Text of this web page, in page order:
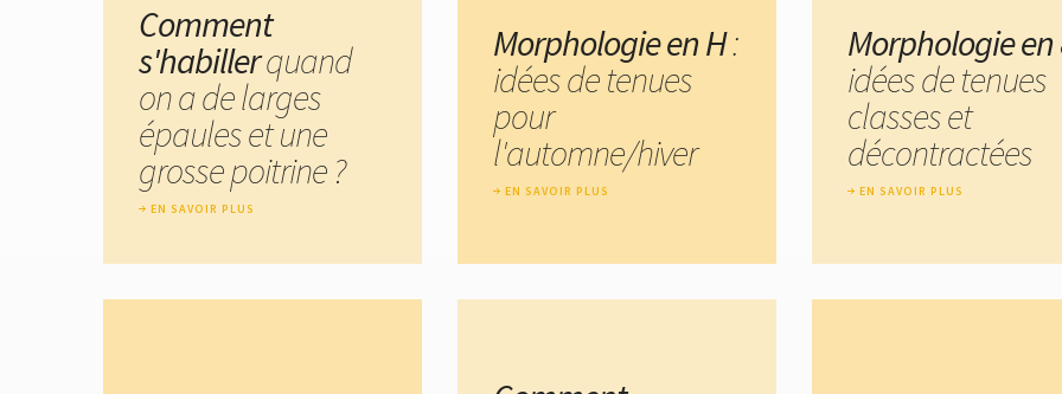
Comment
s'habillerquand
on a de larges
épaules et une
grosse poitrine ?
EN SAVOIR PLUS
Morphologie en H:
idées de tenues
pour
l'automne/hiver
EN SAVOIR PLUS
Morphologie en
idées de tenues
classes et
décontractées
EN SAVOIR PLUS